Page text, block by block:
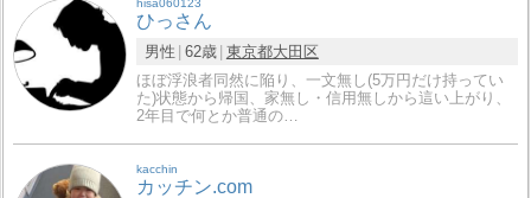
hisa060123
ひっさん
男性 62歳 東京都大田区
ほぼ浮浪者同然に陥り、一文無し(5万円だけ持ってい
た)状態から帰国、家無し・信用無しから這い上がり、
2年目で何とか普通の…
kacchin
カッチン.com